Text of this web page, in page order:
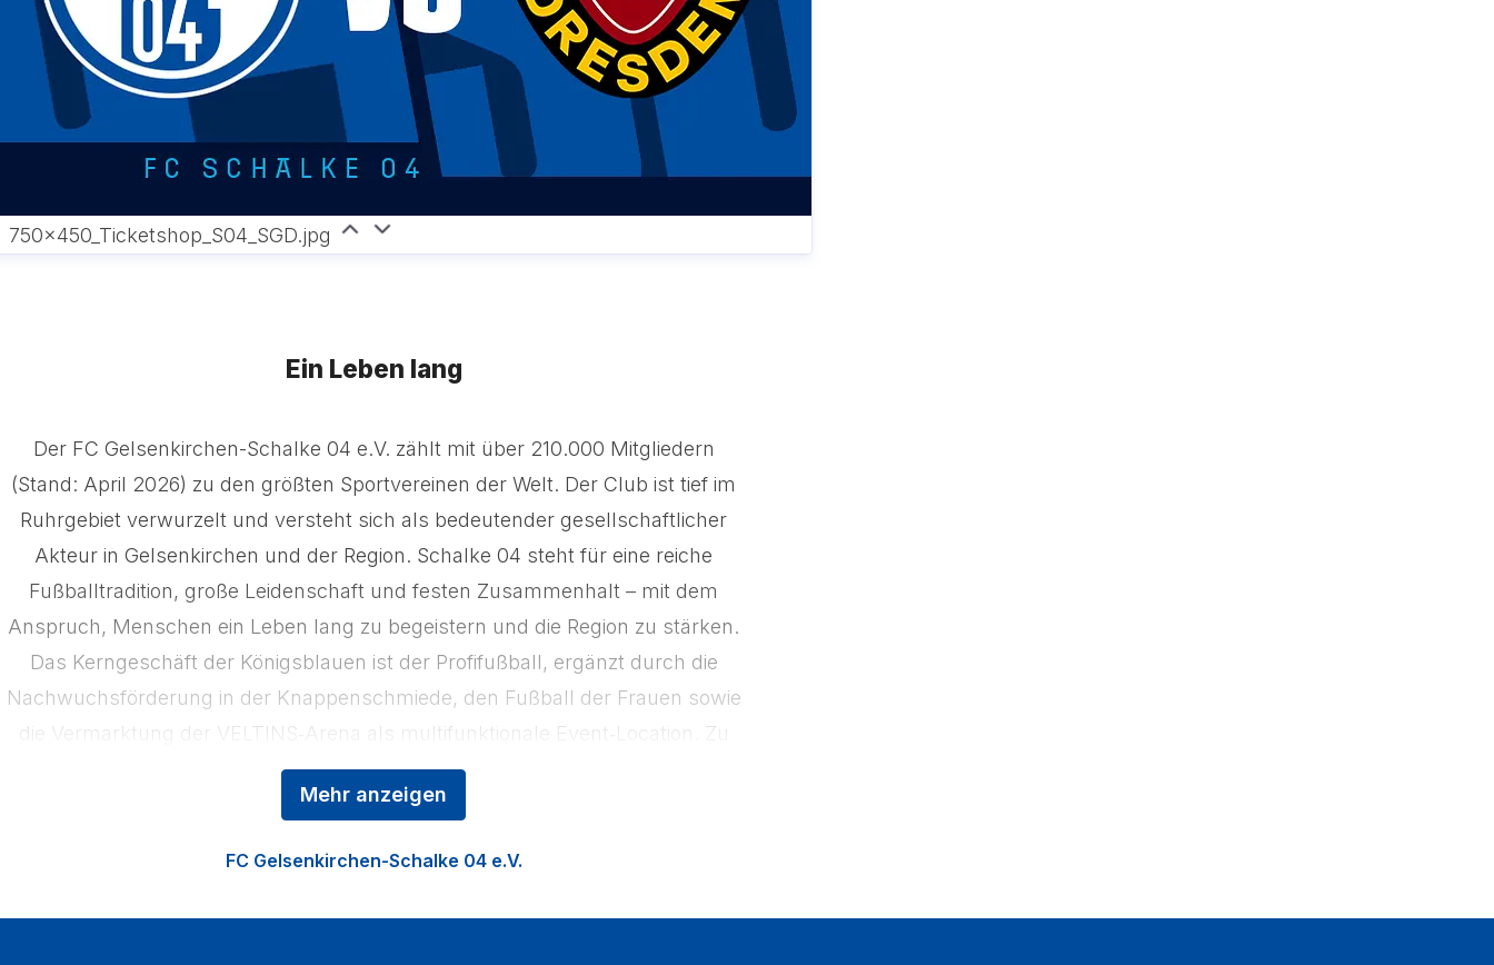
750x450_Ticketshop_S04_SGD.jpg
Ein Leben lang
Mehr anzeigen
Der FC Gelsenkirchen-Schalke 04 e.V. zählt mit über 210.000 Mitgliedern
(Stand: April 2026) zu den größten Sportvereinen der Welt. Der Club ist tief im
Ruhrgebiet verwurzelt und versteht sich als bedeutender gesellschaftlicher
Akteur in Gelsenkirchen und der Region. Schalke 04 steht für eine reiche
Fußballtradition, große Leidenschaft und festen Zusammenhalt – mit dem
Anspruch, Menschen ein Leben lang zu begeistern und die Region zu stärken.
Das Kerngeschäft der Königsblauen ist der Profifußball, ergänzt durch die
Nachwuchsförderung in der Knappenschmiede, den Fußball der Frauen sowie
die Vermarktung der VELTINS‑Arena als multifunktionale Event‑Location. Zu
den Heimspielen strömen jährlich über eine Million Fußballfans in die
VELTINS‑Arena.
FC Gelsenkirchen-Schalke 04 e.V.